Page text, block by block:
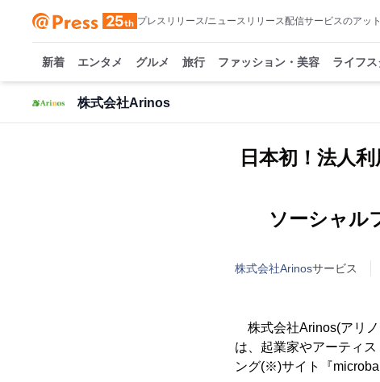
プレスリリース/ニュースリリース配信サービスのアッ
新着 エンタメ グルメ 旅行 ファッション・美容 ライフ
株式会社Arinos
日本初！法人
株式会社Arinosサービス
株式会社Arinos(アリノ
は、起業家やアーティ
ング(※)サイト『